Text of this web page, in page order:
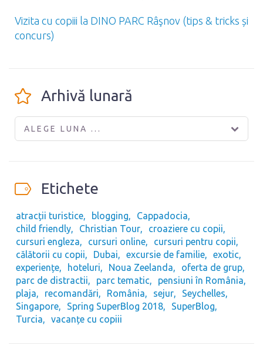
Vizita cu copiii la DINO PARC Râşnov (tips & tricks și
concurs)
Arhivă lunară
ALEGE LUNA ...
Etichete
atracții turistice blogging
Cappadocia
child friendly
Christian Tour
croaziere cu copii
cursuri engleza
cursuri online
cursuri pentru copii
călătorii cu copii
Dubai excursie de familie
exotic
experiențe
hoteluri Noua Zeelanda
oferta de grup
parc de distractii
parc tematic
pensiuni în România
plaja
recomandări România sejur
Seychelles
Singapore
Spring SuperBlog 2018
SuperBlog
Turcia
vacanțe cu copiii